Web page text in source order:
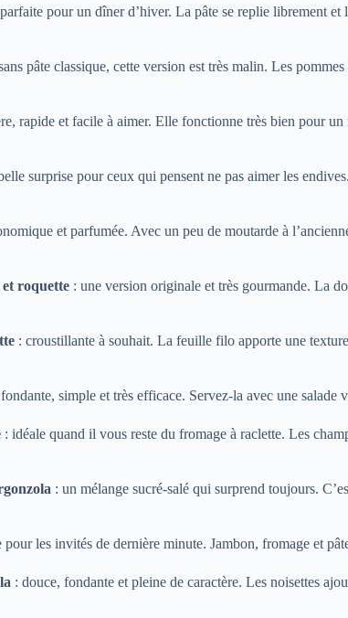
pour un dîner d’hiver. La pâte se replie librement et
pâte classique, cette version est très malin. Les
rapide et facile à aimer. Elle fonctionne très bien pour un
surprise pour ceux qui pensent ne pas aimer les
et parfumée. Avec un peu de moutarde à
et roquette : une version originale et très gourmande. La
: croustillante à souhait. La feuille filo apporte une
simple et très efficace. Servez-la avec une salade
: idéale quand il vous reste du fromage à raclette. Les
: un mélange sucré-salé qui surprend toujours.
pour les invités de dernière minute. Jambon, fromage et
: douce, fondante et pleine de caractère. Les noisettes